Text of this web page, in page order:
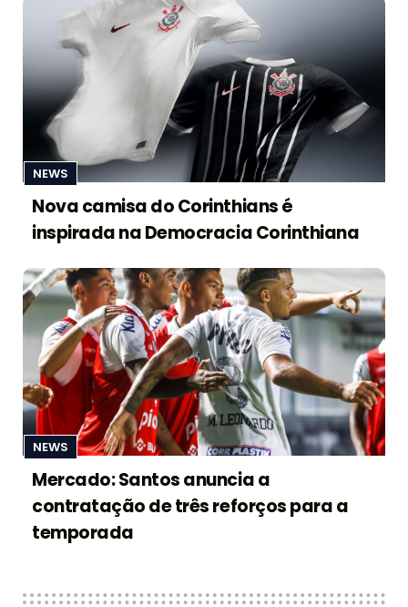
NEWS
Nova camisa do Corinthians é
inspirada na Democracia Corinthiana
NEWS
Mercado: Santos anuncia a
contratação de três reforços para a
temporada